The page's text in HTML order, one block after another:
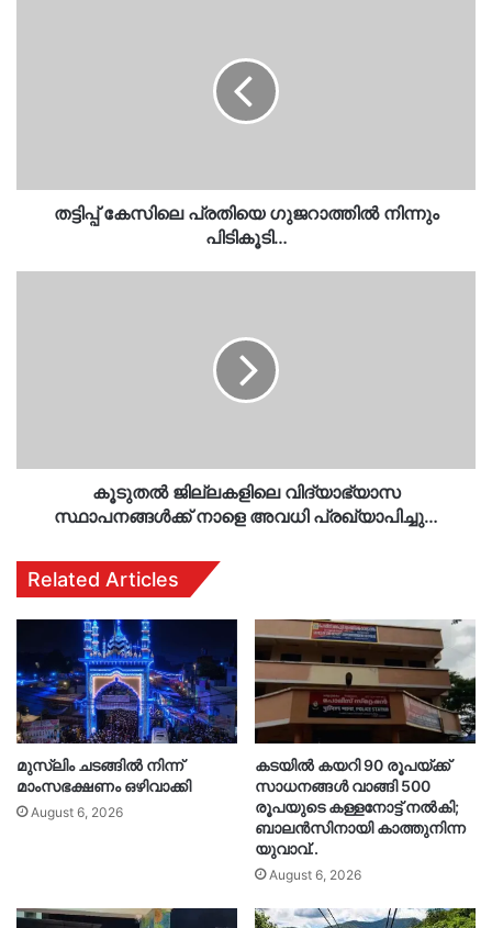
തട്ടിപ്പ് കേസിലെ പ്രതിയെ ഗുജറാത്തിൽ നിന്നും
പിടികൂടി…
കൂടുതൽ ജില്ലകളിലെ വിദ്യാഭ്യാസ
സ്ഥാപനങ്ങൾക്ക് നാളെ അവധി പ്രഖ്യാപിച്ചു…
Related Articles
മുസ്‌ലിം ചടങ്ങിൽ നിന്ന്
മാംസഭക്ഷണം ഒഴിവാക്കി
August 6, 2026
കടയിൽ കയറി 90 രൂപയ്ക്ക്
സാധനങ്ങൾ വാങ്ങി 500
രൂപയുടെ കള്ളനോട്ട് നൽകി;
ബാലൻസിനായി കാത്തുനിന്ന
യുവാവ്..
August 6, 2026